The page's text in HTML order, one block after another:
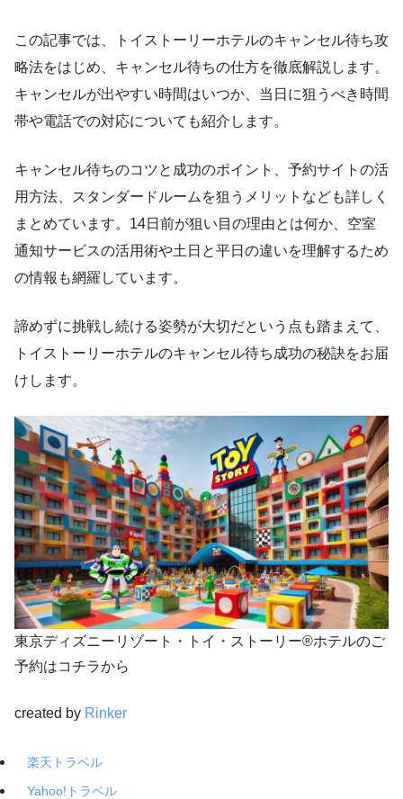
この記事では、トイストーリーホテルのキャンセル待ち攻
略法をはじめ、キャンセル待ちの仕方を徹底解説します。
キャンセルが出やすい時間はいつか、当日に狙うべき時間
帯や電話での対応についても紹介します。
キャンセル待ちのコツと成功のポイント、予約サイトの活
用方法、スタンダードルームを狙うメリットなども詳しく
まとめています。14日前が狙い目の理由とは何か、空室
通知サービスの活用術や土日と平日の違いを理解するため
の情報も網羅しています。
諦めずに挑戦し続ける姿勢が大切だという点も踏まえて、
トイストーリーホテルのキャンセル待ち成功の秘訣をお届
けします。
東京ディズニーリゾート・トイ・ストーリー®ホテルのご
予約はコチラから
created by Rinker
楽天トラベル
Yahoo!トラベル